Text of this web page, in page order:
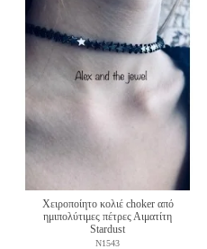
Χειροποίητο κολιέ choker από
ημιπολύτιμες πέτρες Αιματίτη
Stardust
N1543